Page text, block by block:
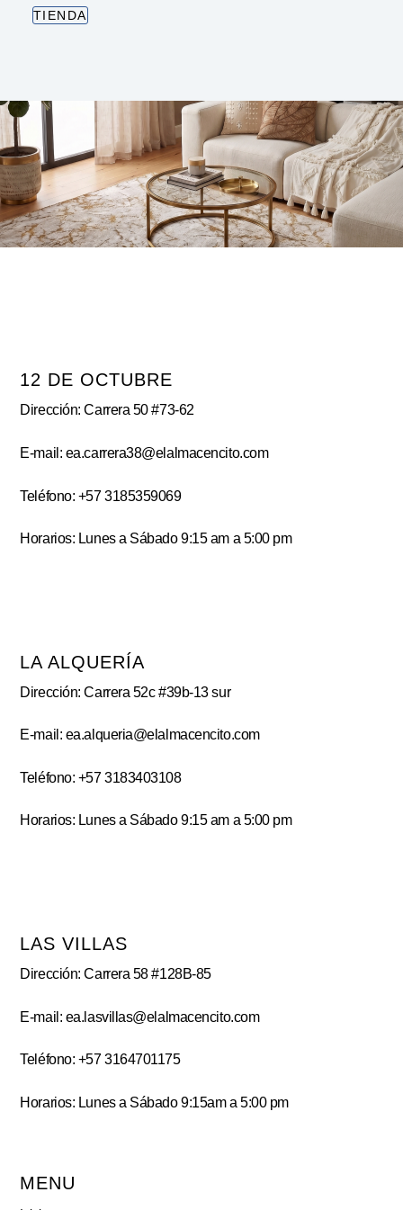
TIENDA
12 DE OCTUBRE
Dirección: Carrera 50 #73-62
E-mail: ea.carrera38@elalmacencito.com
Teléfono: +57 3185359069
Horarios: Lunes a Sábado 9:15 am a 5:00 pm
LA ALQUERÍA
Dirección: Carrera 52c #39b-13 sur
E-mail: ea.alqueria@elalmacencito.com
Teléfono: +57 3183403108
Horarios: Lunes a Sábado 9:15 am a 5:00 pm
LAS VILLAS
Dirección: Carrera 58 #128B-85
E-mail: ea.lasvillas@elalmacencito.com
Teléfono: +57 3164701175
Horarios: Lunes a Sábado 9:15am a 5:00 pm
MENU